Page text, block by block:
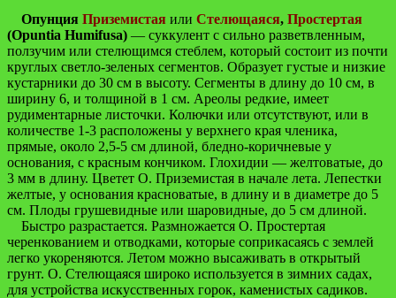
Опунция Приземистая или Стелющаяся, Простертая
(Opuntia Humifusa) — суккулент с сильно разветвленным,
ползучим или стелющимся стеблем, который состоит из почти
круглых светло-зеленых сегментов. Образует густые и низкие
кустарники до 30 см в высоту. Сегменты в длину до 10 см, в
ширину 6, и толщиной в 1 см. Ареолы редкие, имеет
рудиментарные листочки. Колючки или отсутствуют, или в
количестве 1-3 расположены у верхнего края членика,
прямые, около 2,5-5 см длиной, бледно-коричневые у
основания, с красным кончиком. Глохидии — желтоватые, до
3 мм в длину. Цветет О. Приземистая в начале лета. Лепестки
желтые, у основания красноватые, в длину и в диаметре до 5
см. Плоды грушевидные или шаровидные, до 5 см длиной.
Быстро разрастается. Размножается О. Простертая
черенкованием и отводками, которые соприкасаясь с землей
легко укореняются. Летом можно высаживать в открытый
грунт. О. Стелющаяся широко используется в зимних садах,
для устройства искусственных горок, каменистых садиков.